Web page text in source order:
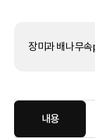
장미과 배나무
내용